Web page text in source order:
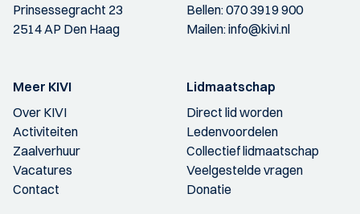
Prinsessegracht 23
2514 AP Den Haag
Bellen:070 3919 900
Mailen:info@kivi.nl
Meer KIVI
Over KIVI
Activiteiten
Zaalverhuur
Vacatures
Contact
Lidmaatschap
Direct lid worden
Ledenvoordelen
Collectief lidmaatschap
Veelgestelde vragen
Donatie